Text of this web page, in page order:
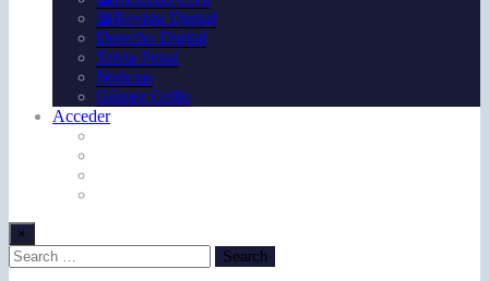
📖Revista Digital
Derecho Digital
Trivia Penal
Noticias
Gómez Grillo
Acceder
×